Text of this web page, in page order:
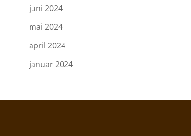
juni 2024
mai 2024
april 2024
januar 2024